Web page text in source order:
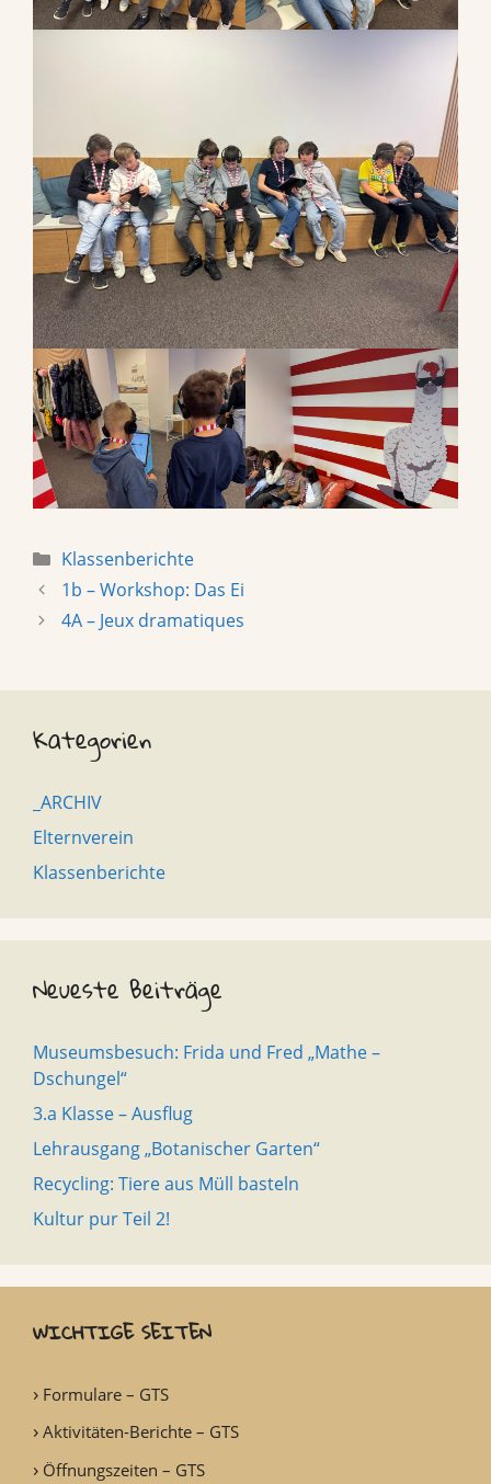
Categories
Klassenberichte
1b – Workshop: Das Ei
4A – Jeux dramatiques
Kategorien
_ARCHIV
Elternverein
Klassenberichte
Neueste Beiträge
Museumsbesuch: Frida und Fred „Mathe –
Dschungel“
3.a Klasse – Ausflug
Lehrausgang „Botanischer Garten“
Recycling: Tiere aus Müll basteln
Kultur pur Teil 2!
WICHTIGE SEITEN
Formulare – GTS
Aktivitäten-Berichte – GTS
Öffnungszeiten – GTS